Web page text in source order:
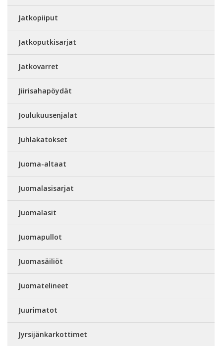
Jatkopiiput
Jatkoputkisarjat
Jatkovarret
Jiirisahapöydät
Joulukuusenjalat
Juhlakatokset
Juoma-altaat
Juomalasisarjat
Juomalasit
Juomapullot
Juomasäiliöt
Juomatelineet
Juurimatot
Jyrsijänkarkottimet